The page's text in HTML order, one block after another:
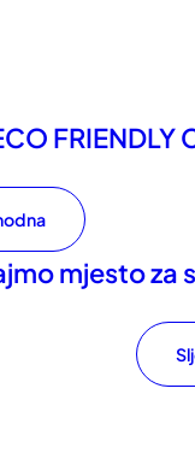
FRIENDLY
mjesto za